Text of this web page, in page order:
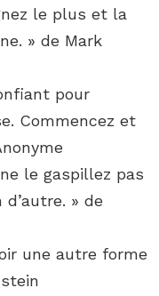
le plus et la
» de Mark
pour
Commencez et
le gaspillez pas
» de
une autre forme